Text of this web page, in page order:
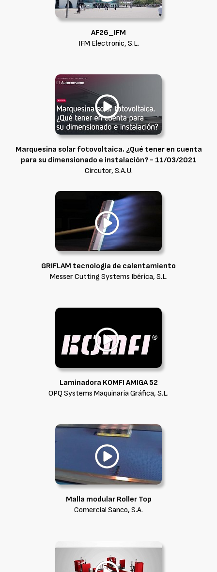
AF26_IFM
IFM Electronic, S.L.
Marquesina solar fotovoltaica. ¿Qué tener en cuenta
para su dimensionado e instalación? - 11/03/2021
Circutor, S.A.U.
GRIFLAM tecnología de calentamiento
Messer Cutting Systems Ibérica, S.L.
Laminadora KOMFI AMIGA 52
OPQ Systems Maquinaria Gráfica, S.L.
Malla modular Roller Top
Comercial Sanco, S.A.